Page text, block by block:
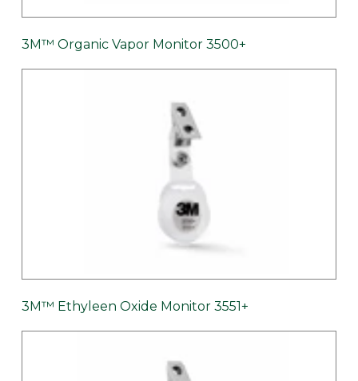
3M™ Organic Vapor Monitor 3500+
3M™ Ethyleen Oxide Monitor 3551+